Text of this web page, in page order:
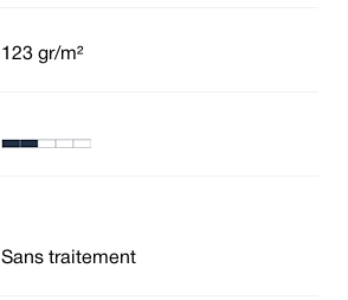
123 gr/m²
Sans traitement